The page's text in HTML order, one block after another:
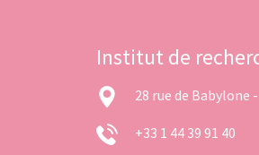
Institut de
28 rue de Babylone
+33 1 44 39 91 40